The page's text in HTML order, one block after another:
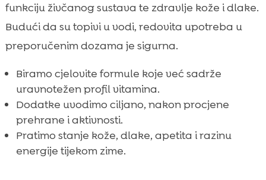
funkciju živčanog sustava te zdravlje kože i dlake.
Budući da su topivi u vodi, redovita upotreba u
preporučenim dozama je sigurna.
Biramo cjelovite formule koje već sadrže
uravnotežen profil vitamina.
Dodatke uvodimo ciljano, nakon procjene
prehrane i aktivnosti.
Pratimo stanje kože, dlake, apetita i razinu
energije tijekom zime.